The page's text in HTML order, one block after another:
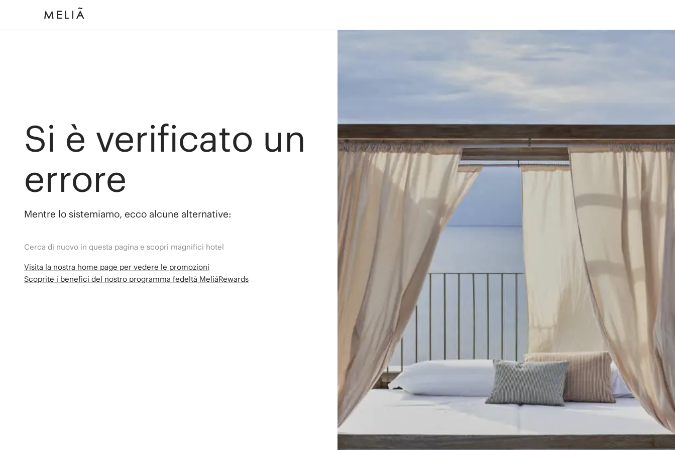
Si è verificato un
errore
Mentre lo sistemiamo, ecco alcune alternative:
Cerca di nuovo in questa pagina e scopri magnifici hotel
Visita la nostra home page per vedere le promozioni
Scoprite i benefici del nostro programma fedeltà MeliáRewards